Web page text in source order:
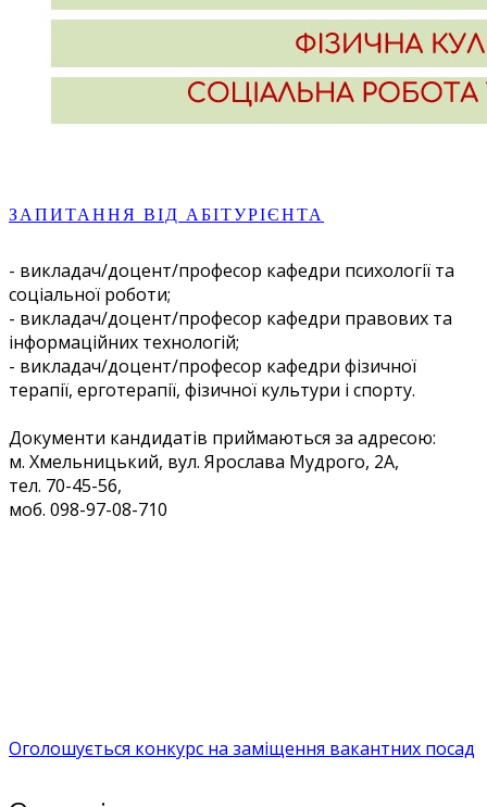
ЗАПИТАННЯ ВІД АБІТУРІЄНТА
- викладач/доцент/професор кафедри психології та
соціальної роботи;
- викладач/доцент/професор кафедри правових та
інформаційних технологій;
- викладач/доцент/професор кафедри фізичної
терапії, ерготерапії, фізичної культури і спорту.
Документи кандидатів приймаються за адресою:
м. Хмельницький, вул. Ярослава Мудрого, 2А,
тел. 70-45-56,
моб. 098-97-08-710
Оголошується конкурс на заміщення вакантних посад